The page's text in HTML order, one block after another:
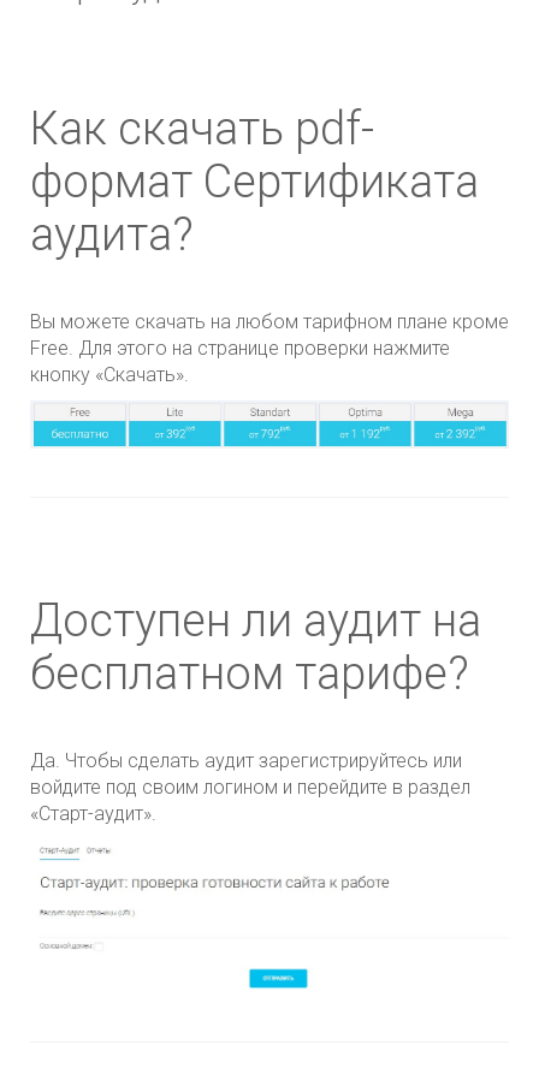
Как скачать pdf-
формат Сертификата
аудита?
Вы можете скачать на любом тарифном плане кроме
Free. Для этого на странице проверки нажмите
кнопку «Скачать».
Доступен ли аудит на
бесплатном тарифе?
Да. Чтобы сделать аудит зарегистрируйтесь или
войдите под своим логином и перейдите в раздел
«Старт-аудит».